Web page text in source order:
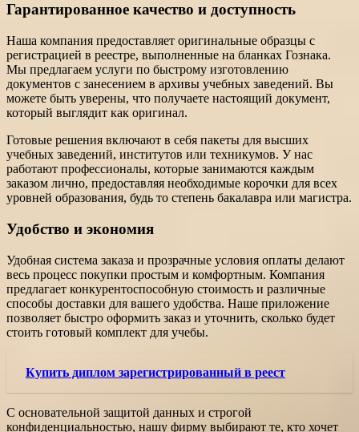
Гарантированное качество и доступность
Наша компания предоставляет оригинальные образцы с
регистрацией в реестре, выполненные на бланках Гознака.
Мы предлагаем услуги по быстрому изготовлению
документов с занесением в архивы учебных заведений. Вы
можете быть уверены, что получаете настоящий документ,
который выглядит как оригинал.
Готовые решения включают в себя пакеты для высших
учебных заведений, институтов или техникумов. У нас
работают профессионалы, которые занимаются каждым
заказом лично, предоставляя необходимые корочки для всех
уровней образования, будь то степень бакалавра или магистра.
Удобство и экономия
Удобная система заказа и прозрачные условия оплаты делают
весь процесс покупки простым и комфортным. Компания
предлагает конкурентоспособную стоимость и различные
способы доставки для вашего удобства. Наше приложение
позволяет быстро оформить заказ и уточнить, сколько будет
стоить готовый комплект для учебы.
Купить диплом зарегистрированный в реест
С основательной защитой данных и строгой
конфиденциальностью, нашу фирму выбирают те, кто хочет